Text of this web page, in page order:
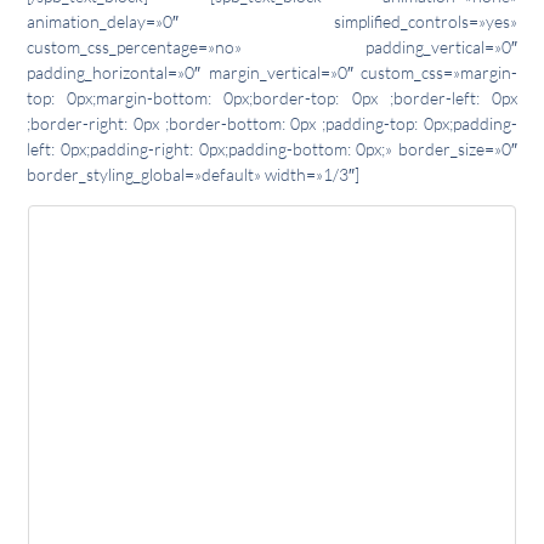
animation_delay=»0″ simplified_controls=»yes»
custom_css_percentage=»no» padding_vertical=»0″
padding_horizontal=»0″ margin_vertical=»0″ custom_css=»margin-
top: 0px;margin-bottom: 0px;border-top: 0px ;border-left: 0px
;border-right: 0px ;border-bottom: 0px ;padding-top: 0px;padding-
left: 0px;padding-right: 0px;padding-bottom: 0px;» border_size=»0″
border_styling_global=»default» width=»1/3″]